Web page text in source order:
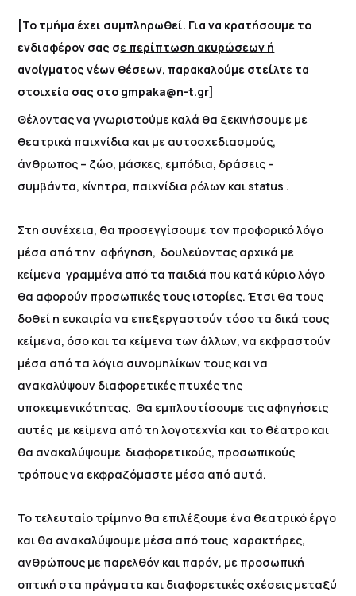
[Το τμήμα έχει συμπληρωθεί. Για να κρατήσουμε το
ενδιαφέρον σας σε περίπτωση ακυρώσεων ή
ανοίγματος νέων θέσεων, παρακαλούμε στείλτε τα
στοιχεία σας στο gmpaka@n-t.gr]
Θέλοντας να γνωριστούμε καλά θα ξεκινήσουμε με
θεατρικά παιχνίδια και με αυτοσχεδιασμούς,
άνθρωπος – ζώο, μάσκες, εμπόδια, δράσεις –
συμβάντα, κίνητρα, παιχνίδια ρόλων και status .
Στη συνέχεια, θα προσεγγίσουμε τον προφορικό λόγο
μέσα από την αφήγηση, δουλεύοντας αρχικά με
κείμενα γραμμένα από τα παιδιά που κατά κύριο λόγο
θα αφορούν προσωπικές τους ιστορίες. Έτσι θα τους
δοθεί η ευκαιρία να επεξεργαστούν τόσο τα δικά τους
κείμενα, όσο και τα κείμενα των άλλων, να εκφραστούν
μέσα από τα λόγια συνομηλίκων τους και να
ανακαλύψουν διαφορετικές πτυχές της
υποκειμενικότητας. Θα εμπλουτίσουμε τις αφηγήσεις
αυτές με κείμενα από τη λογοτεχνία και το θέατρο και
θα ανακαλύψουμε διαφορετικούς, προσωπικούς
τρόπους να εκφραζόμαστε μέσα από αυτά.
Το τελευταίο τρίμηνο θα επιλέξουμε ένα θεατρικό έργο
και θα ανακαλύψουμε μέσα από τους χαρακτήρες,
ανθρώπους με παρελθόν και παρόν, με προσωπική
οπτική στα πράγματα και διαφορετικές σχέσεις μεταξύ